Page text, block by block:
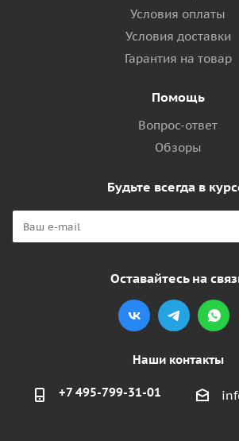
Условия оплаты
Условия доставки
Гарантия на товар
Помощь
Вопрос-ответ
Обзоры
Будьте всегда в
Оставайтесь на
Наши контакты
+7 495-799-31-01